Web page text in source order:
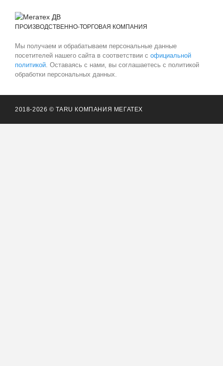
ПРОИЗВОДСТВЕННО-ТОРГОВАЯ КОМПАНИЯ
Мы получаем и обрабатываем персональные данные
посетителей нашего сайта в соответствии с официальной
политикой . Оставаясь с нами, вы соглашаетесь с политикой
обработки персональных данных.
2018-2026 © TARU КОМПАНИЯ МЕГАТЕХ